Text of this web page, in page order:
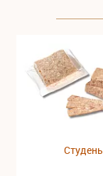
Студень